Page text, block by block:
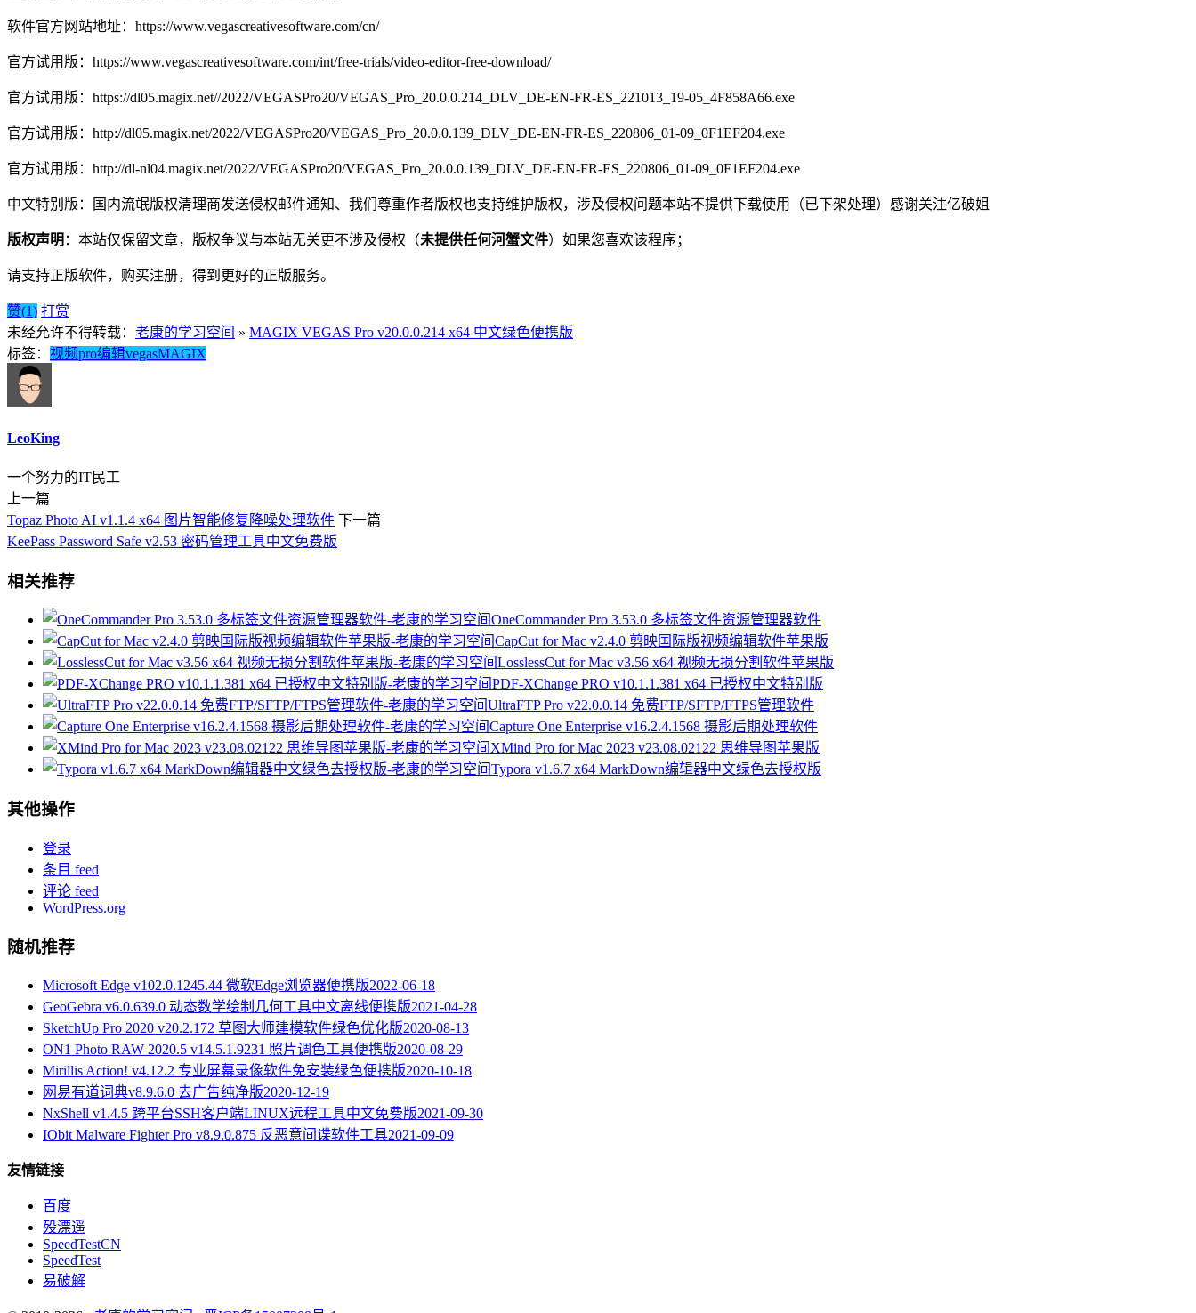
软件官方网站地址：https://www.vegascreativesoftware.com/cn/
官方试用版：https://www.vegascreativesoftware.com/int/free-trials/video-editor-free-download/
官方试用版：https://dl05.magix.net//2022/VEGASPro20/VEGAS_Pro_20.0.0.214_DLV_DE-EN-FR-ES_221013_19-05_4F858A66.exe
官方试用版：http://dl05.magix.net/2022/VEGASPro20/VEGAS_Pro_20.0.0.139_DLV_DE-EN-FR-ES_220806_01-09_0F1EF204.exe
官方试用版：http://dl-nl04.magix.net/2022/VEGASPro20/VEGAS_Pro_20.0.0.139_DLV_DE-EN-FR-ES_220806_01-09_0F1EF204.exe
中文特别版：国内流氓版权清理商发送侵权邮件通知、我们尊重作者版权也支持维护版权，涉及侵权问题本站不提供下载使用（已下架处理）感谢关注亿破姐
版权声明 ：本站仅保留文章，版权争议与本站无关更不涉及侵权（未提供任何河蟹文件）如果您喜欢该程序；
请支持正版软件，购买注册，得到更好的正版服务。
赞(1) 打赏
未经允许不得转载： 老康的学习空间 » MAGIX VEGAS Pro v20.0.0.214 x64 中文绿色便携版
标签： 视频pro编辑vegasMAGIX
LeoKing
一个努力的IT民工
上一篇
Topaz Photo AI v1.1.4 x64 图片智能修复降噪处理软件 下一篇
KeePass Password Safe v2.53 密码管理工具中文免费版
相关推荐
OneCommander Pro 3.53.0 多标签文件资源管理器软件
CapCut for Mac v2.4.0 剪映国际版视频编辑软件苹果版
LosslessCut for Mac v3.56 x64 视频无损分割软件苹果版
PDF-XChange PRO v10.1.1.381 x64 已授权中文特别版
UltraFTP Pro v22.0.0.14 免费FTP/SFTP/FTPS管理软件
Capture One Enterprise v16.2.4.1568 摄影后期处理软件
XMind Pro for Mac 2023 v23.08.02122 思维导图苹果版
Typora v1.6.7 x64 MarkDown编辑器中文绿色去授权版
其他操作
登录
条目 feed
评论 feed
WordPress.org
随机推荐
Microsoft Edge v102.0.1245.44 微软Edge浏览器便携版2022-06-18
GeoGebra v6.0.639.0 动态数学绘制几何工具中文离线便携版2021-04-28
SketchUp Pro 2020 v20.2.172 草图大师建模软件绿色优化版2020-08-13
ON1 Photo RAW 2020.5 v14.5.1.9231 照片调色工具便携版2020-08-29
Mirillis Action! v4.12.2 专业屏幕录像软件免安装绿色便携版2020-10-18
网易有道词典v8.9.6.0 去广告纯净版2020-12-19
NxShell v1.4.5 跨平台SSH客户端LINUX远程工具中文免费版2021-09-30
IObit Malware Fighter Pro v8.9.0.875 反恶意间谍软件工具2021-09-09
友情链接
百度
殁漂遥
SpeedTestCN
SpeedTest
易破解